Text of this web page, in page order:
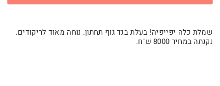
שמלת כלה יפייפיה! בעלת בגד גוף תחתון. נוחה מאוד לריקודים.
נקנתה במחיר 8000 ש"ח.